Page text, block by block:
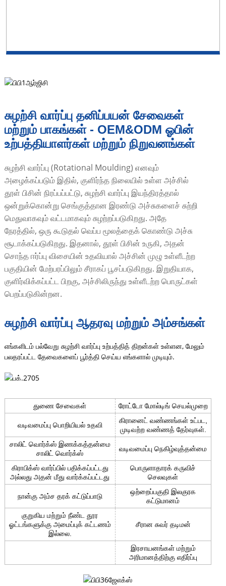
சுழற்சி வார்ப்பு தனிப்பயன் சேவைகள்
மற்றும் பாகங்கள் - OEM&ODM ஓபின்
உற்பத்தியாளர்கள் மற்றும் நிறுவனங்கள்
சுழற்சி வார்ப்பு (Rotational Moulding) எனவும்
அழைக்கப்படும் இதில், குளிர்ந்த நிலையில் உள்ள அச்சில்
தூள் பிசின் நிரப்பப்பட்டு, சுழற்சி வார்ப்பு இயந்திரத்தால்
ஒன்றுக்கொன்று செங்குத்தான இரண்டு அச்சுகளைச் சுற்றி
மெதுவாகவும் வட்டமாகவும் சுழற்றப்படுகிறது. அதே
நேரத்தில், ஒரு கூடுதல் வெப்ப மூலத்தைக் கொண்டு அச்சு
சூடாக்கப்படுகிறது. இதனால், தூள் பிசின் உருகி, அதன்
சொந்த ஈர்ப்பு விசையின் உதவியால் அச்சின் முழு உள்ளீடற்ற
பகுதியின் மேற்பரப்பிலும் சீராகப் பூசப்படுகிறது. இறுதியாக,
குளிர்விக்கப்பட்ட பிறகு, அச்சிலிருந்து உள்ளீடற்ற பொருட்கள்
பெறப்படுகின்றன.
சுழற்சி வார்ப்பு ஆதரவு மற்றும் அம்சங்கள்
எங்களிடம் பல்வேறு சுழற்சி வார்ப்பு உற்பத்தித் திறன்கள் உள்ளன, மேலும்
பலதரப்பட்ட தேவைகளைப் பூர்த்தி செய்ய எங்களால் முடியும்.
துணை சேவைகள் ரோட்டோ மோல்டிங் செயல்முறை
வடிவமைப்பு பொறியியல் உதவி
கிரானைட் வண்ணங்கள் உட்பட,
முடிவற்ற வண்ணத் தேர்வுகள்.
சாலிட் வொர்க்ஸ் இணக்கத்தன்மை
சாலிட் வொர்க்ஸ்
வடிவமைப்பு நெகிழ்வுத்தன்மை
கிராபிக்ஸ் வார்ப்பில் பதிக்கப்பட்டது
அல்லது அதன் மீது வார்க்கப்பட்டது
பொருளாதாரக் கருவிச்
செலவுகள்
நான்கு அம்ச தரக் கட்டுப்பாடு
ஒற்றைப்பகுதி இலகுரக
கட்டுமானம்
குறுகிய மற்றும் நீண்ட தூர
ஓட்டங்களுக்கு அமைப்புக் கட்டணம்
இல்லை.
சீரான சுவர் தடிமன்
இரசாயனங்கள் மற்றும்
அரிமானத்திற்கு எதிர்ப்பு